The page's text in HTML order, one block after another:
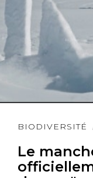
BIODIVERSITÉ
Le
Lire